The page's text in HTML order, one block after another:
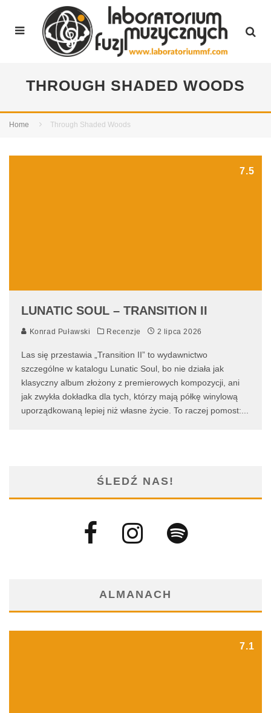
THROUGH SHADED WOODS
Home Through Shaded Woods
7.5
LUNATIC SOUL – TRANSITION II
Konrad Puławski Recenzje 2 lipca 2026
Las się przestawia „Transition II” to wydawnictwo
szczególne w katalogu Lunatic Soul, bo nie działa jak
klasyczny album złożony z premierowych kompozycji, ani
jak zwykła dokładka dla tych, którzy mają półkę winylową
uporządkowaną lepiej niż własne życie. To raczej pomost:...
ŚLEDŹ NAS!
ALMANACH
7.1